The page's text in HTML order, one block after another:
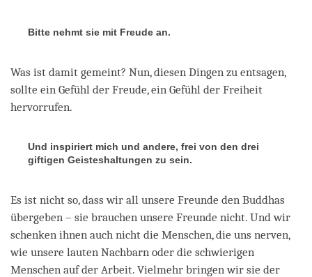
Bitte nehmt sie mit Freude an.
Was ist damit gemeint? Nun, diesen Dingen zu entsagen,
sollte ein Gefühl der Freude, ein Gefühl der Freiheit
hervorrufen.
Und inspiriert mich und andere, frei von den drei
giftigen Geisteshaltungen zu sein.
Es ist nicht so, dass wir all unsere Freunde den Buddhas
übergeben – sie brauchen unsere Freunde nicht. Und wir
schenken ihnen auch nicht die Menschen, die uns nerven,
wie unsere lauten Nachbarn oder die schwierigen
Menschen auf der Arbeit. Vielmehr bringen wir sie der